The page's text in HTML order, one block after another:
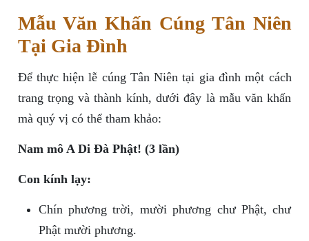
Mẫu Văn Khấn Cúng Tân Niên
Tại Gia Đình
Để thực hiện lễ cúng Tân Niên tại gia đình một cách
trang trọng và thành kính, dưới đây là mẫu văn khấn
mà quý vị có thể tham khảo:
Nam mô A Di Đà Phật! (3 lần)
Con kính lạy:
Chín phương trời, mười phương chư Phật, chư
Phật mười phương.